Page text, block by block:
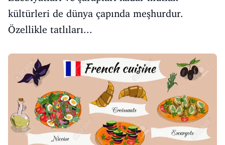
kültürleri de dünya çapında meşhurdur.
Özellikle tatlıları...